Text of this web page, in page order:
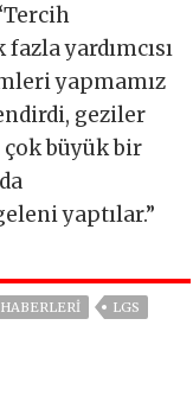
yardımcısı
yapmamız
geziler
büyük bir
yaptılar.”
LGS